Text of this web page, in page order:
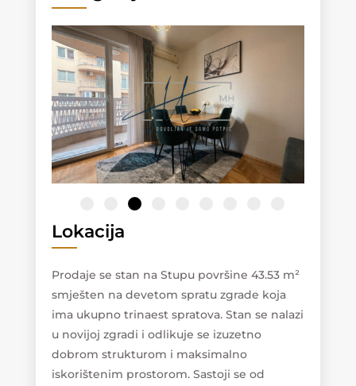
Lokacija
Prodaje se stan na Stupu površine 43.53 m²
smješten na devetom spratu zgrade koja
ima ukupno trinaest spratova. Stan se nalazi
u novijoj zgradi i odlikuje se izuzetno
dobrom strukturom i maksimalno
iskorištenim prostorom. Sastoji se od